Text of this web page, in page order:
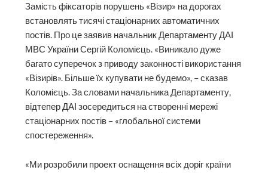
Замість фіксаторів порушень «Візир» на дорогах
встановлять тисячі стаціонарних автоматичних
постів. Про це заявив начальник Департаменту ДАІ
МВС України Сергій Коломієць. «Виникало дуже
багато суперечок з приводу законності використання
«Візирів». Більше їх купувати не будемо», – сказав
Коломієць. За словами начальника Департаменту,
відтепер ДАІ зосередиться на створенні мережі
стаціонарних постів – «глобальної системи
спостереження».
«Ми розробили проект оснащення всіх доріг країни